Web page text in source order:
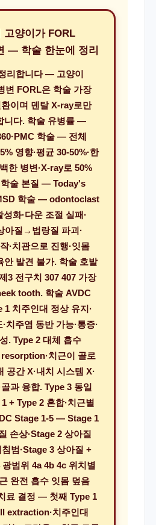
고양이가 FORL
— 학술 한눈에 정리
리합니다 — 고양이
변 FORL은 학술 가장
이며 덴탈 X-ray로만
니다. 학술 유병률 —
학술 — 전체
영향·평균 30-50%·한
한 병변·X-ray로 50%
학술 본질 — Today's
학술 — odontoclast
화·다운 조절 실패·
아질→법랑질 파괴·
·치관으로 진행·잇몸
안 발견 불가. 학술 호발
3 전구치 307 407 가장
tooth. 학술 AVDC
치주인대 정상 유지·
치주염 동반 가능·통증·
. Type 2 대체 흡수
치근이 골로
공간 X·내치 시스템 X·
과 융합. Type 3 동일
+ Type 2 혼합·치근별
Stage 1-5 — Stage 1
손상·Stage 2 상아질
범·Stage 3 상아질 +
범위 4a 4b 4c 위치별
완전 흡수 잇몸 덮음
료 결정 — 첫째 Type 1
extraction·치주인대